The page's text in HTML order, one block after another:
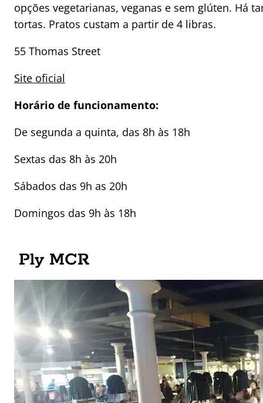
opções vegetarianas, veganas e sem glúten. Há
tortas. Pratos custam a partir de 4 libras.
55 Thomas Street
Site oficial
Horário de funcionamento:
De segunda a quinta, das 8h às 18h
Sextas das 8h às 20h
Sábados das 9h as 20h
Domingos das 9h às 18h
Ply MCR